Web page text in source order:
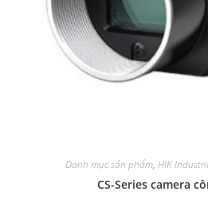
Danh mục sản phẩm, HIK
CS-Series camera